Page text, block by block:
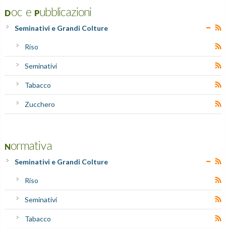
Doc e Pubblicazioni
Seminativi e Grandi Colture
Riso
Seminativi
Tabacco
Zucchero
Normativa
Seminativi e Grandi Colture
Riso
Seminativi
Tabacco